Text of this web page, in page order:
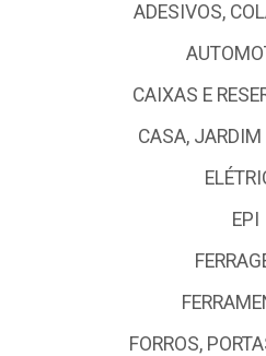
ADESIVOS,
CAIXAS E
CASA,
EPI
FORROS,